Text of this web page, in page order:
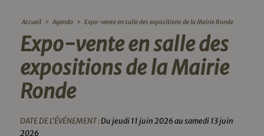
Accueil > Agenda > Expo-vente en salle des expositions de la Mairie Ronde
Expo-vente en salle des
expositions de la Mairie
Ronde
DATE DE L'ÉVÉNEMENT :Du jeudi 11 juin 2026 au samedi 13 juin
2026